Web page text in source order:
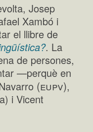
Josep
Xambó i
el llibre de
. La
de persones,
—perquè en
(eupv),
i Vicent